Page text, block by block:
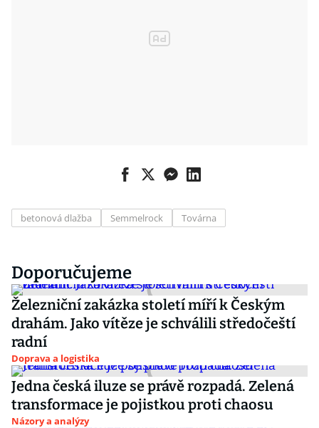
betonová dlažba Semmelrock Továrna
Doporučujeme
Železniční zakázka století míří k Českým
drahám. Jako vítěze je schválili středočeští
radní
Doprava a logistika
Jedna česká iluze se právě rozpadá. Zelená
transformace je pojistkou proti chaosu
Názory a analýzy